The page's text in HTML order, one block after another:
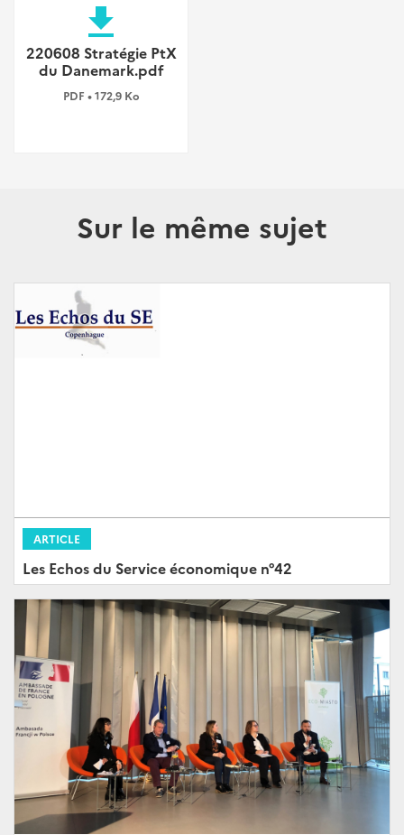
file_download
220608 Stratégie PtX
du Danemark.pdf
PDF • 172,9 Ko
Sur le même sujet
ARTICLE
Les Echos du Service économique n°42